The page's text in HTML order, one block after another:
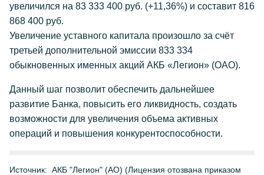
увеличился на 83 333 400 руб. (+11,36%) и составит 816
868 400 руб.
Увеличение уставного капитала произошло за счёт
третьей дополнительной эмиссии 833 334
обыкновенных именных акций АКБ «Легион» (ОАО).
Данный шаг позволит обеспечить дальнейшее
развитие Банка, повысить его ликвидность, создать
возможности для увеличения объема активных
операций и повышения конкурентоспособности.
Источник: АКБ "Легион" (АО) (Лицензия отозвана приказом